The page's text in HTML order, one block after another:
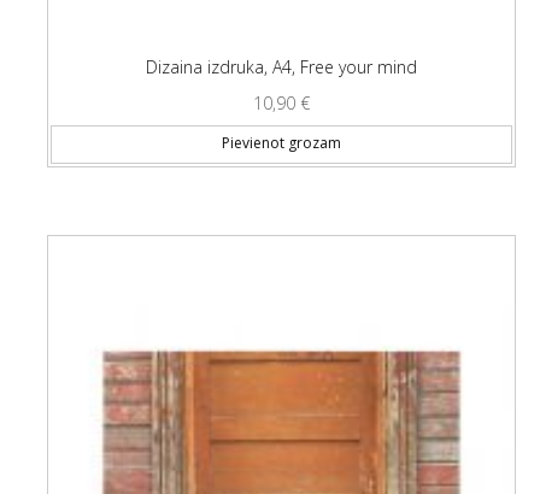
Dizaina izdruka, A4, Free your mind
10,90 €
Pievienot grozam